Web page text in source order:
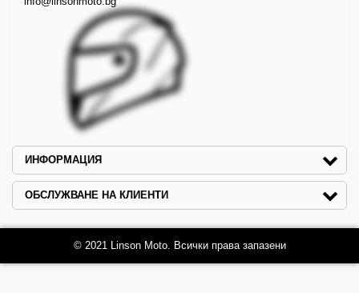
ИНФОРМАЦИЯ
ОБСЛУЖВАНЕ НА КЛИЕНТИ
© 2021 Linson Moto. Всички права запазени